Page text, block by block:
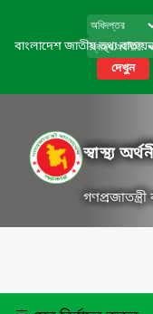
বাংলাদেশ জাতীয় তথ্য
দেখুন
স্বাস্থ্য